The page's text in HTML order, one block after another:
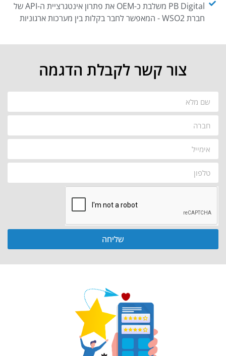
PB Digital משלבת כ-OEM את פתרון אינטגרציית ה-API של
חברת WSO2 - המאפשר לחבר בקלות בין מערכות ארגוניות
צור קשר לקבלת הדגמה
שליחה